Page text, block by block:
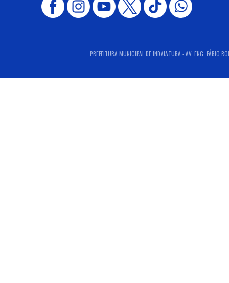
PREFEITURA MUNICIPAL DE INDAIATUBA - AV. ENG. FÁBIO